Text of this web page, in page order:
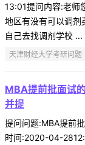
13:01提问内容:老师
地区有没有可以调剂
自己去找调剂学校 ...
天津财经大学考研问题
MBA提前批面试
并提
提问问题:MBA提前
时间:2020-04-